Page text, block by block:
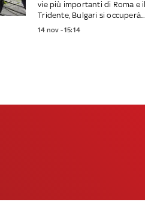
vie più importanti di Roma e il
Tridente, Bulgari si occuperà...
14 nov - 15:14